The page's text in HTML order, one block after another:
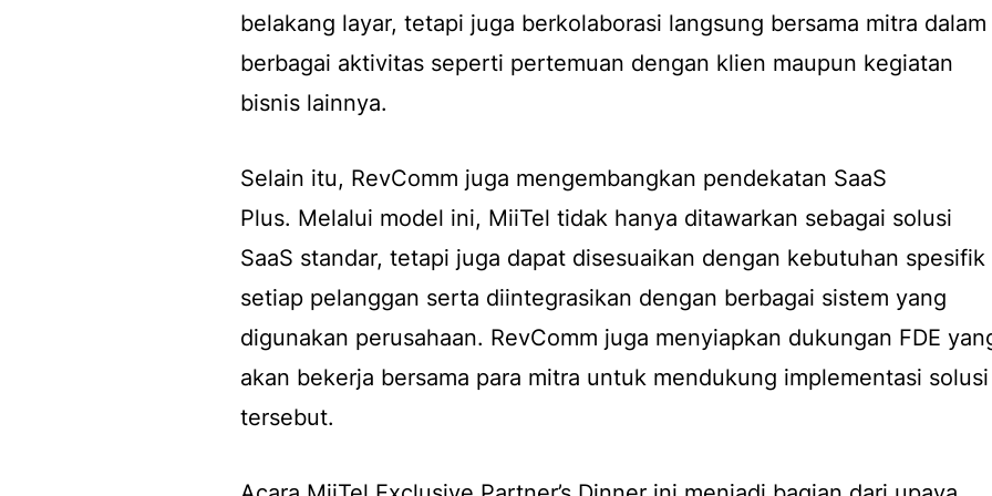
belakang layar, tetapi juga berkolaborasi langsung bersama mitra dalam
berbagai aktivitas seperti pertemuan dengan klien maupun kegiatan
bisnis lainnya.
Selain itu, RevComm juga mengembangkan pendekatan SaaS
Plus. Melalui model ini, MiiTel tidak hanya ditawarkan sebagai solusi
SaaS standar, tetapi juga dapat disesuaikan dengan kebutuhan spesifik
setiap pelanggan serta diintegrasikan dengan berbagai sistem yang
digunakan perusahaan. RevComm juga menyiapkan dukungan FDE
akan bekerja bersama para mitra untuk mendukung implementasi solusi
tersebut.